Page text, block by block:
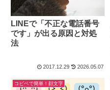
LINEで「不正な電話番号
です」が出る原因と対処
法
2017.12.29 2026.05.07
コピペで簡単！顔文字